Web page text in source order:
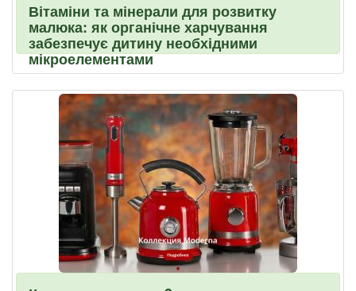
Вітаміни та мінерали для розвитку
малюка: як органічне харчування
забезпечує дитину необхідними
мікроелементами